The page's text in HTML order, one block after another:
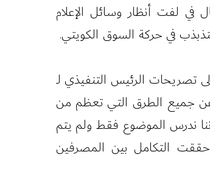
في لفت أنظار وسائل الإعلام
في حركة السوق الكويتي.
تصريحات الرئيس التنفيذي لـ
يبحث دائما عن جميع الطرق التي تعظم من
ندرس الموضوع فقط ولم يتم
حققت التكامل بين المصرفين